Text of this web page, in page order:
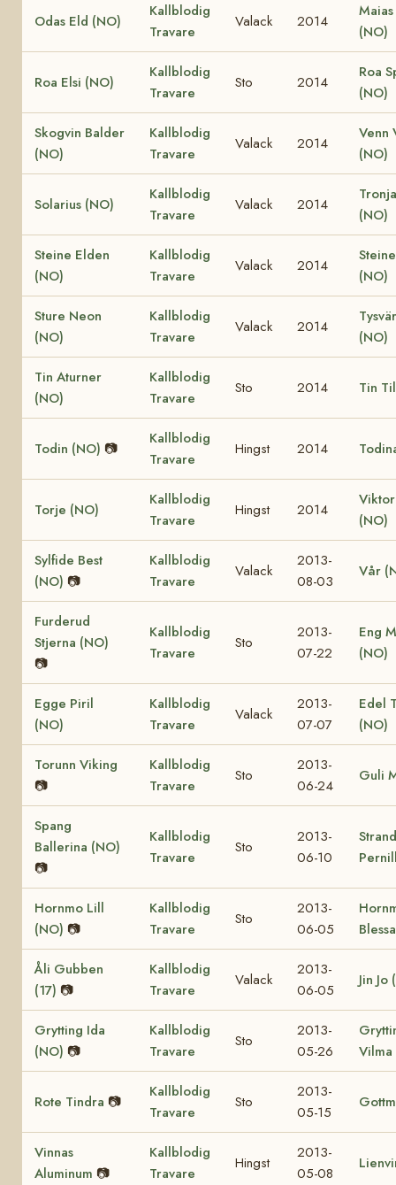
Odas Eld (NO)
Kallblodig
Travare
Valack 2014
(NO)
Roa Elsi (NO)
Kallblodig
Travare
Sto 2014
Roa
(NO)
Skogvin Balder
(NO)
Kallblodig
Travare
Valack 2014
Venn
(NO)
Solarius (NO)
Kallblodig
Travare
Valack 2014
(NO)
Steine Elden
(NO)
Kallblodig
Travare
Valack 2014
(NO)
Sture Neon
(NO)
Kallblodig
Travare
Valack 2014
(NO)
Tin Aturner
(NO)
Kallblodig
Travare
Sto 2014 Tin
Todin (NO) 📷
Kallblodig
Travare
Hingst 2014
Torje (NO)
Kallblodig
Travare
Hingst 2014
(NO)
Sylfide Best
(NO) 📷
Kallblodig
Travare
Valack
2013-
08-03
Vår
Furderud
Stjerna (NO)
📷
Kallblodig
Travare
Sto
2013-
07-22
Eng
(NO)
Egge Piril
(NO)
Kallblodig
Travare
Valack
2013-
07-07
Edel
(NO)
Torunn Viking
📷
Kallblodig
Travare
Sto
2013-
06-24
Guli
Spang
Ballerina (NO)
📷
Kallblodig
Travare
Sto
2013-
06-10
Hornmo Lill
(NO) 📷
Kallblodig
Travare
Sto
2013-
06-05
Åli Gubben
(17) 📷
Kallblodig
Travare
Valack
2013-
06-05
Jin Jo
Grytting Ida
(NO) 📷
Kallblodig
Travare
Sto
2013-
05-26
Rote Tindra 📷
Kallblodig
Travare
Sto
2013-
05-15
Vinnas
Aluminum 📷
Kallblodig
Travare
Hingst
2013-
05-08